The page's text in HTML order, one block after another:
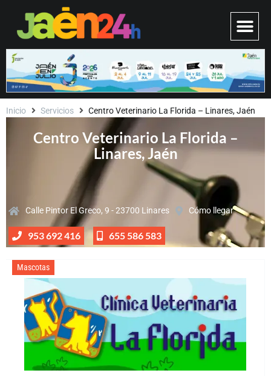
Inicio Servicios Centro Veterinario La Florida – Linares, Jaén
Centro Veterinario La Florida –
Linares, Jaén
Calle Pintor El Greco, 9 - 23700 Linares Cómo llegar
953 692 416 655 586 583
Mascotas